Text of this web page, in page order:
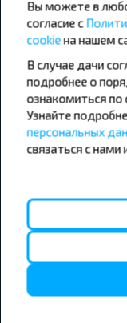
Орша - Могилёв
Минск - Могилёв
Минск - Пинск
Минск - Брест
Минск - Гомель
Минск - Бобруйск
Минск - Вильнюс
Минск - Варшава
Минск - Москва
Вы можете в
согласие с
cookieна нашем
В случае дачи
подробнее о
ознакомиться по
Узнайте
персональных
связаться с